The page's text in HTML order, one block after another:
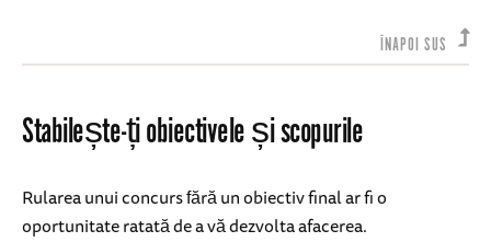
ÎNAPOI SUS
Stabilește-ți obiectivele și scopurile
Rularea unui concurs fără un obiectiv final ar fi o
oportunitate ratată de a vă dezvolta afacerea.